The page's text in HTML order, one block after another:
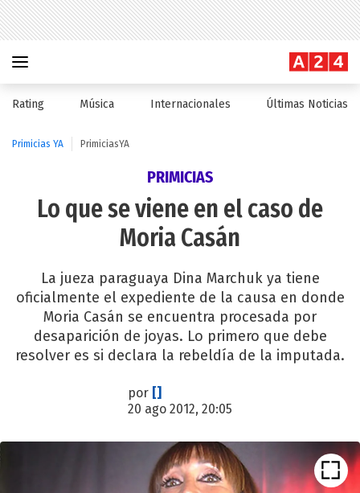
Rating Música Internacionales Últimas Noticias
Primicias YA PrimiciasYA
PRIMICIAS
Lo que se viene en el caso de
Moria Casán
La jueza paraguaya Dina Marchuk ya tiene
oficialmente el expediente de la causa en donde
Moria Casán se encuentra procesada por
desaparición de joyas. Lo primero que debe
resolver es si declara la rebeldía de la imputada.
por []
20 ago 2012, 20:05